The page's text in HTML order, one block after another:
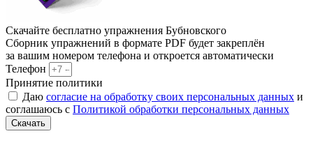
Скачайте бесплатно упражнения Бубновского
Сборник упражнений в формате PDF будет закреплён
за вашим номером телефона и откроется автоматически
Телефон
Принятие политики
Даю согласие на обработку своих персональных данных и
соглашаюсь с Политикой обработки персональных данных
Скачать